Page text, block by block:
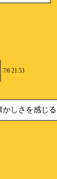
7/6 21:53
かしさを感じる